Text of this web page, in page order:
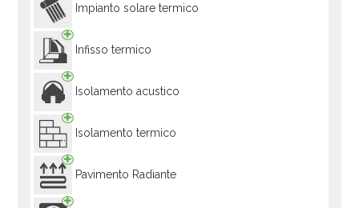
Impianto solare termico
Infisso termico
Isolamento acustico
Isolamento termico
Pavimento Radiante